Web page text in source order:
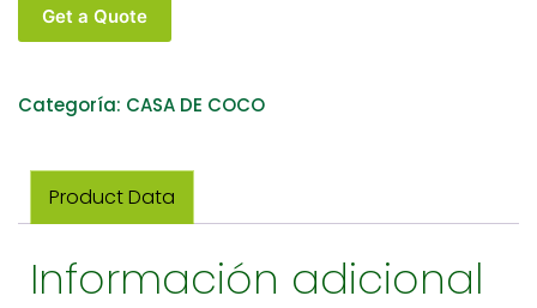
Get a Quote
Categoría: CASA DE COCO
Product Data
Información adicional